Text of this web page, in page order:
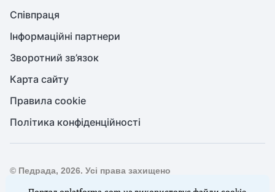
Співпраця
Інформаційні партнери
Зворотний зв’язок
Карта сайту
Правила cookie
Політика конфіденційності
© Педрада, 2026. Усі права захищено
Повне або часткове копіювання будь-яких матеріалів сайту,